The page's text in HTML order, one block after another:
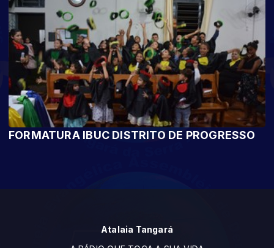
FORMATURA IBUC DISTRITO DE PROGRESSO
Atalaia Tangará